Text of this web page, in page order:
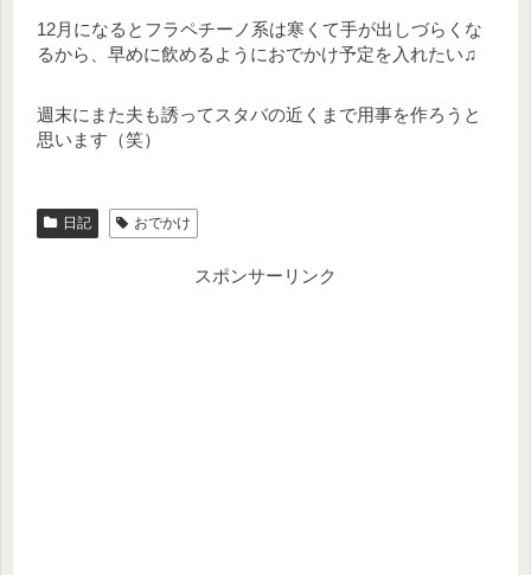
12月になるとフラペチーノ系は寒くて手が出しづらくな
るから、早めに飲めるようにおでかけ予定を入れたい♫
週末にまた夫も誘ってスタバの近くまで用事を作ろうと
思います（笑）
日記 おでかけ
スポンサーリンク